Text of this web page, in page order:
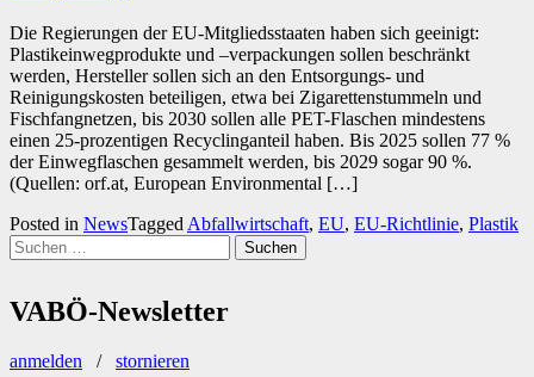
Die Regierungen der EU-Mitgliedsstaaten haben sich geeinigt:
Plastikeinwegprodukte und –verpackungen sollen beschränkt
werden, Hersteller sollen sich an den Entsorgungs- und
Reinigungskosten beteiligen, etwa bei Zigarettenstummeln und
Fischfangnetzen, bis 2030 sollen alle PET-Flaschen mindestens
einen 25-prozentigen Recyclinganteil haben. Bis 2025 sollen 77 %
der Einwegflaschen gesammelt werden, bis 2029 sogar 90 %.
(Quellen: orf.at, European Environmental […]
Posted in NewsTagged Abfallwirtschaft, EU, EU-Richtlinie, Plastik
Suchen
nach:
VABÖ-Newsletter
anmelden / stornieren